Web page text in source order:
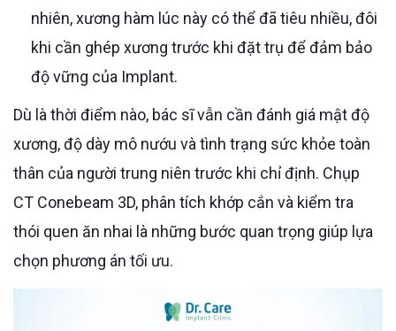
nhiên, xương hàm lúc này có thể đã tiêu nhiều, đôi
khi cần ghép xương trước khi đặt trụ để đảm bảo
độ vững của Implant.
Dù là thời điểm nào, bác sĩ vẫn cần đánh giá mật độ
xương, độ dày mô nướu và tình trạng sức khỏe toàn
thân của người trung niên trước khi chỉ định. Chụp
CT Conebeam 3D, phân tích khớp cắn và kiểm tra
thói quen ăn nhai là những bước quan trọng giúp lựa
chọn phương án tối ưu.